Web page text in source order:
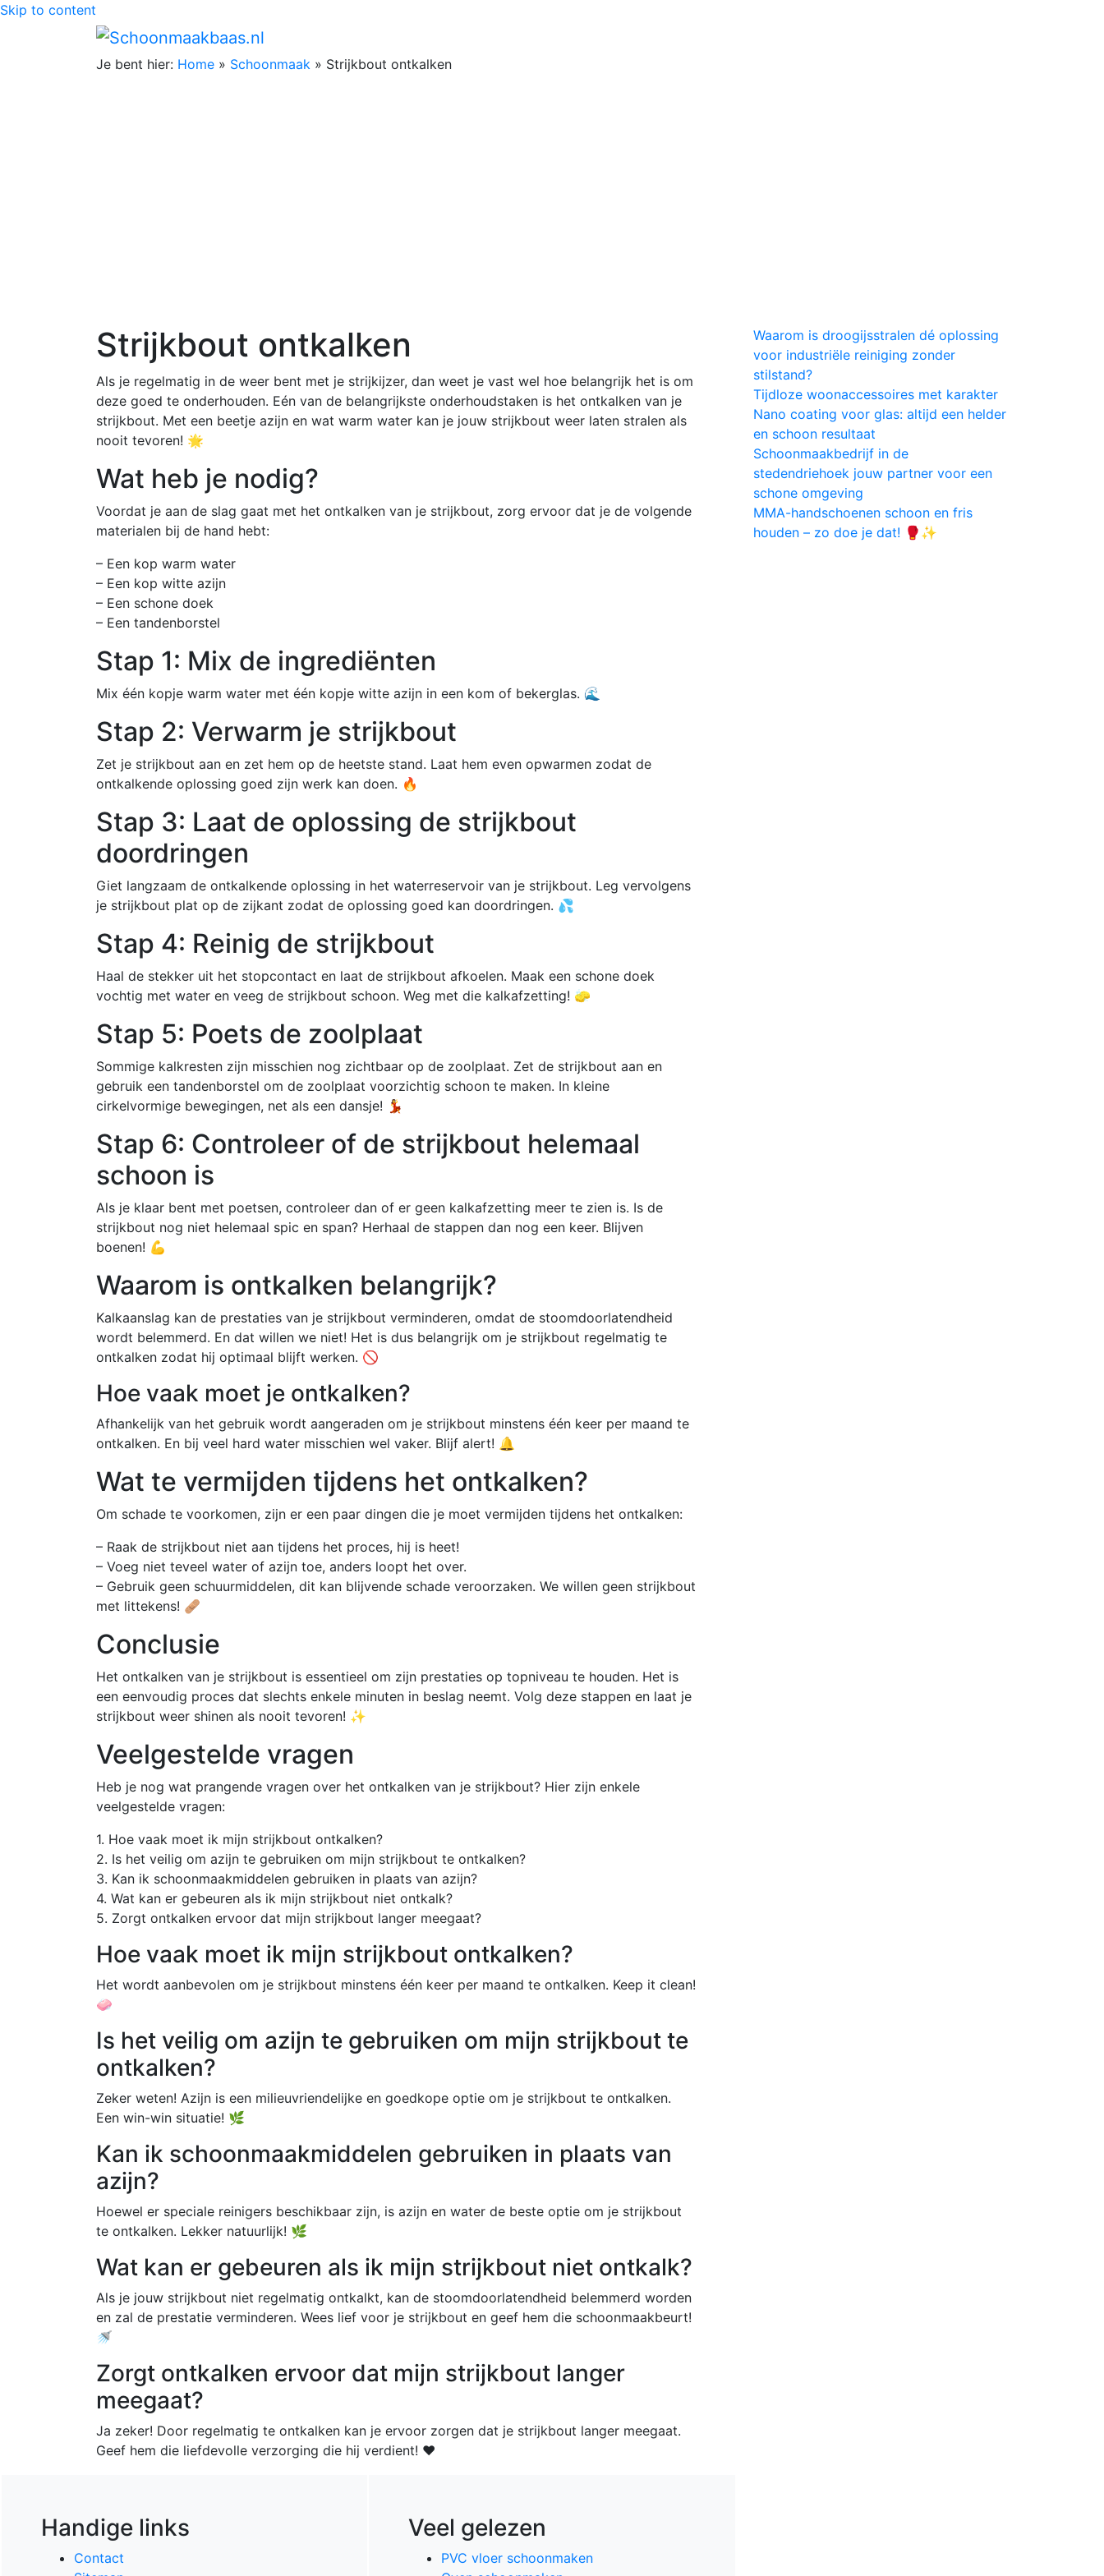
Skip to content
Je bent hier: Home » Schoonmaak » Strijkbout ontkalken
Strijkbout ontkalken
Als je regelmatig in de weer bent met je strijkijzer, dan weet je vast wel hoe belangrijk het is om
deze goed te onderhouden. Eén van de belangrijkste onderhoudstaken is het ontkalken van je
strijkbout. Met een beetje azijn en wat warm water kan je jouw strijkbout weer laten stralen als
nooit tevoren! 🌟
Wat heb je nodig?
Voordat je aan de slag gaat met het ontkalken van je strijkbout, zorg ervoor dat je de volgende
materialen bij de hand hebt:
– Een kop warm water
– Een kop witte azijn
– Een schone doek
– Een tandenborstel
Stap 1: Mix de ingrediënten
Mix één kopje warm water met één kopje witte azijn in een kom of bekerglas. 🌊
Stap 2: Verwarm je strijkbout
Zet je strijkbout aan en zet hem op de heetste stand. Laat hem even opwarmen zodat de
ontkalkende oplossing goed zijn werk kan doen. 🔥
Stap 3: Laat de oplossing de strijkbout
doordringen
Giet langzaam de ontkalkende oplossing in het waterreservoir van je strijkbout. Leg vervolgens
je strijkbout plat op de zijkant zodat de oplossing goed kan doordringen. 💦
Stap 4: Reinig de strijkbout
Haal de stekker uit het stopcontact en laat de strijkbout afkoelen. Maak een schone doek
vochtig met water en veeg de strijkbout schoon. Weg met die kalkafzetting! 🧽
Stap 5: Poets de zoolplaat
Sommige kalkresten zijn misschien nog zichtbaar op de zoolplaat. Zet de strijkbout aan en
gebruik een tandenborstel om de zoolplaat voorzichtig schoon te maken. In kleine
cirkelvormige bewegingen, net als een dansje! 💃
Stap 6: Controleer of de strijkbout helemaal
schoon is
Als je klaar bent met poetsen, controleer dan of er geen kalkafzetting meer te zien is. Is de
strijkbout nog niet helemaal spic en span? Herhaal de stappen dan nog een keer. Blijven
boenen! 💪
Waarom is ontkalken belangrijk?
Kalkaanslag kan de prestaties van je strijkbout verminderen, omdat de stoomdoorlatendheid
wordt belemmerd. En dat willen we niet! Het is dus belangrijk om je strijkbout regelmatig te
ontkalken zodat hij optimaal blijft werken. 🚫
Hoe vaak moet je ontkalken?
Afhankelijk van het gebruik wordt aangeraden om je strijkbout minstens één keer per maand te
ontkalken. En bij veel hard water misschien wel vaker. Blijf alert! 🔔
Wat te vermijden tijdens het ontkalken?
Om schade te voorkomen, zijn er een paar dingen die je moet vermijden tijdens het ontkalken:
– Raak de strijkbout niet aan tijdens het proces, hij is heet!
– Voeg niet teveel water of azijn toe, anders loopt het over.
– Gebruik geen schuurmiddelen, dit kan blijvende schade veroorzaken. We willen geen strijkbout
met littekens! 🩹
Conclusie
Het ontkalken van je strijkbout is essentieel om zijn prestaties op topniveau te houden. Het is
een eenvoudig proces dat slechts enkele minuten in beslag neemt. Volg deze stappen en laat je
strijkbout weer shinen als nooit tevoren! ✨
Veelgestelde vragen
Heb je nog wat prangende vragen over het ontkalken van je strijkbout? Hier zijn enkele
veelgestelde vragen:
1. Hoe vaak moet ik mijn strijkbout ontkalken?
2. Is het veilig om azijn te gebruiken om mijn strijkbout te ontkalken?
3. Kan ik schoonmaakmiddelen gebruiken in plaats van azijn?
4. Wat kan er gebeuren als ik mijn strijkbout niet ontkalk?
5. Zorgt ontkalken ervoor dat mijn strijkbout langer meegaat?
Hoe vaak moet ik mijn strijkbout ontkalken?
Het wordt aanbevolen om je strijkbout minstens één keer per maand te ontkalken. Keep it clean!
🧼
Is het veilig om azijn te gebruiken om mijn strijkbout te
ontkalken?
Zeker weten! Azijn is een milieuvriendelijke en goedkope optie om je strijkbout te ontkalken.
Een win-win situatie! 🌿
Kan ik schoonmaakmiddelen gebruiken in plaats van
azijn?
Hoewel er speciale reinigers beschikbaar zijn, is azijn en water de beste optie om je strijkbout
te ontkalken. Lekker natuurlijk! 🌿
Wat kan er gebeuren als ik mijn strijkbout niet ontkalk?
Als je jouw strijkbout niet regelmatig ontkalkt, kan de stoomdoorlatendheid belemmerd worden
en zal de prestatie verminderen. Wees lief voor je strijkbout en geef hem die schoonmaakbeurt!
🚿
Zorgt ontkalken ervoor dat mijn strijkbout langer
meegaat?
Ja zeker! Door regelmatig te ontkalken kan je ervoor zorgen dat je strijkbout langer meegaat.
Geef hem die liefdevolle verzorging die hij verdient! ❤️
Waarom is droogijsstralen dé oplossing
voor industriële reiniging zonder
stilstand?
Tijdloze woonaccessoires met karakter
Nano coating voor glas: altijd een helder
en schoon resultaat
Schoonmaakbedrijf in de
stedendriehoek jouw partner voor een
schone omgeving
MMA-handschoenen schoon en fris
houden – zo doe je dat! 🥊✨
Handige links
Contact
Veel gelezen
PVC vloer schoonmaken